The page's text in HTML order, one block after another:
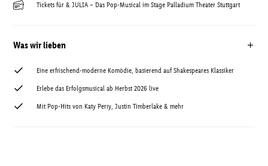
Tickets für & JULIA – Das Pop-Musical im Stage Palladium Theater Stuttgart
Was wir lieben
Eine erfrischend-moderne Komödie, basierend auf Shakespeares Klassiker
Erlebe das Erfolgsmusical ab Herbst 2026 live
Mit Pop-Hits von Katy Perry, Justin Timberlake & mehr